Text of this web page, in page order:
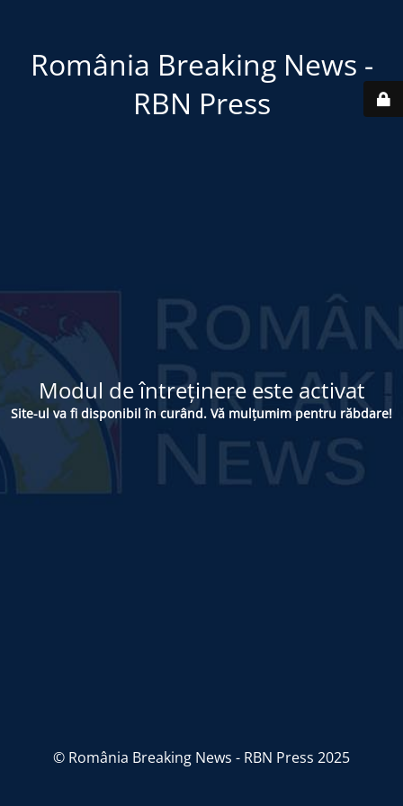
România Breaking News -
RBN Press
Modul de întreținere este activat
Site-ul va fi disponibil în curând. Vă mulțumim pentru răbdare!
© România Breaking News - RBN Press 2025